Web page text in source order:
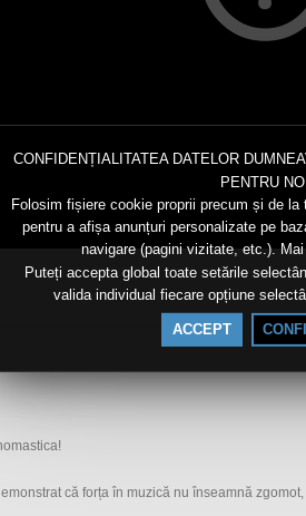
CONFIDENȚIALITATEA DATELOR
PENTRU NOI
Folosim fișiere cookie proprii precum și de
pentru a afișa anunțuri personalizate pe
navigare (pagini vizitate, etc.).
Puteți accepta global toate setările
valida individual fiecare opțiune
ACCEPT
că forța în muzică nu înseamnă